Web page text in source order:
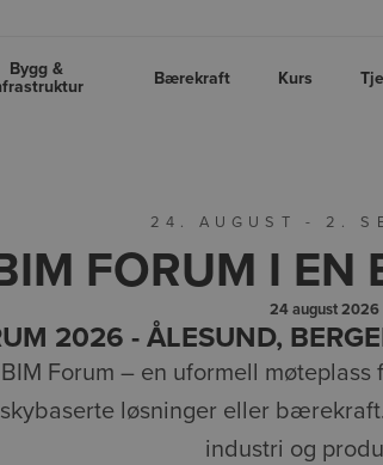
Bygg &
Bærekraft Kurs
24. AUGUST - 2.
FORUM I EN
24 august 2026
2026 - ÅLESUND,
Forum – en uformell
løsninger eller
industri og